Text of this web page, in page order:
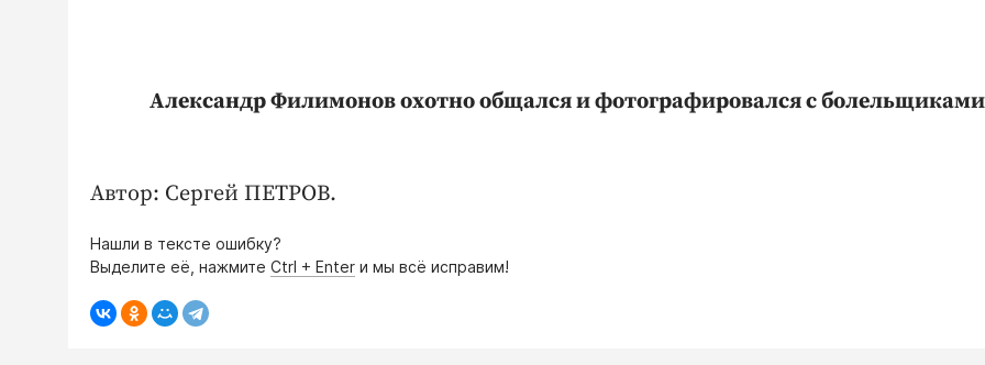
Александр Филимонов охотно общался и фотографировался с
Автор: Сергей ПЕТРОВ.
Нашли в тексте ошибку?
Выделите её, нажмите Ctrl + Enter и мы всё исправим!